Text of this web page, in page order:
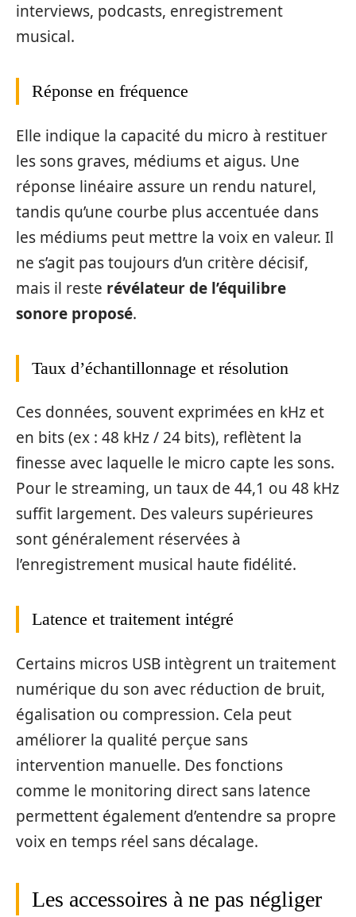
interviews, podcasts, enregistrement
musical.
Réponse en fréquence
Elle indique la capacité du micro à restituer
les sons graves, médiums et aigus. Une
réponse linéaire assure un rendu naturel,
tandis qu’une courbe plus accentuée dans
les médiums peut mettre la voix en valeur. Il
ne s’agit pas toujours d’un critère décisif,
mais il reste révélateur de l’équilibre
sonore proposé.
Taux d’échantillonnage et résolution
Ces données, souvent exprimées en kHz et
en bits (ex : 48 kHz / 24 bits), reflètent la
finesse avec laquelle le micro capte les sons.
Pour le streaming, un taux de 44,1 ou 48 kHz
suffit largement. Des valeurs supérieures
sont généralement réservées à
l’enregistrement musical haute fidélité.
Latence et traitement intégré
Certains micros USB intègrent un traitement
numérique du son avec réduction de bruit,
égalisation ou compression. Cela peut
améliorer la qualité perçue sans
intervention manuelle. Des fonctions
comme le monitoring direct sans latence
permettent également d’entendre sa propre
voix en temps réel sans décalage.
Les accessoires à ne pas négliger